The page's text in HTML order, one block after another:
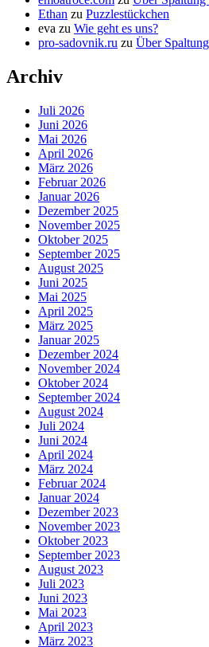
Ethan zu Puzzlestückchen
eva zu Wie geht es uns?
pro-sadovnik.ru zu Über
Archiv
Juli 2026
Juni 2026
Mai 2026
April 2026
März 2026
Februar 2026
Januar 2026
Dezember 2025
November 2025
Oktober 2025
September 2025
August 2025
Juni 2025
Mai 2025
April 2025
März 2025
Januar 2025
Dezember 2024
November 2024
Oktober 2024
September 2024
August 2024
Juli 2024
Juni 2024
April 2024
März 2024
Februar 2024
Januar 2024
Dezember 2023
November 2023
Oktober 2023
September 2023
August 2023
Juli 2023
Juni 2023
Mai 2023
April 2023
März 2023